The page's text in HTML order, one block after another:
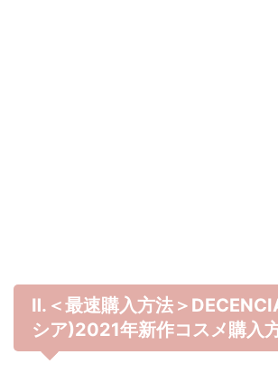
Ⅱ.＜最速購入方法＞
シア)2021年新作コスメ購入